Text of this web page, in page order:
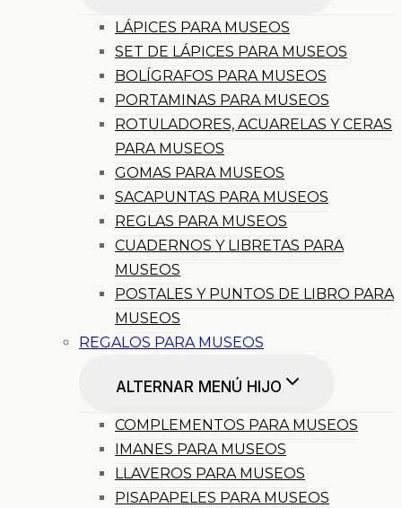
LÁPICES PARA MUSEOS
SET DE LÁPICES PARA MUSEOS
BOLÍGRAFOS PARA MUSEOS
PORTAMINAS PARA MUSEOS
ROTULADORES, ACUARELAS Y CERAS
PARA MUSEOS
GOMAS PARA MUSEOS
SACAPUNTAS PARA MUSEOS
REGLAS PARA MUSEOS
CUADERNOS Y LIBRETAS PARA
MUSEOS
POSTALES Y PUNTOS DE LIBRO PARA
MUSEOS
REGALOS PARA MUSEOS
ALTERNAR MENÚ HIJO
COMPLEMENTOS PARA MUSEOS
IMANES PARA MUSEOS
LLAVEROS PARA MUSEOS
PISAPAPELES PARA MUSEOS